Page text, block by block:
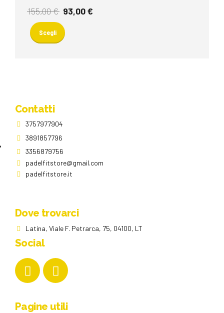
pagina
prodotto
155,00€ Il
originale
era:
93,00€
Scegli
Questo
prodotto
ha
essere
nella
pagina
del
Contatti
3757977904
3891857796
3356879756
padelfitstore@gmail.com
padelfitstore.it
Dove trovarci
Latina, Viale F. Petrarca, 75, 04100, LT
Social
Pagine utili